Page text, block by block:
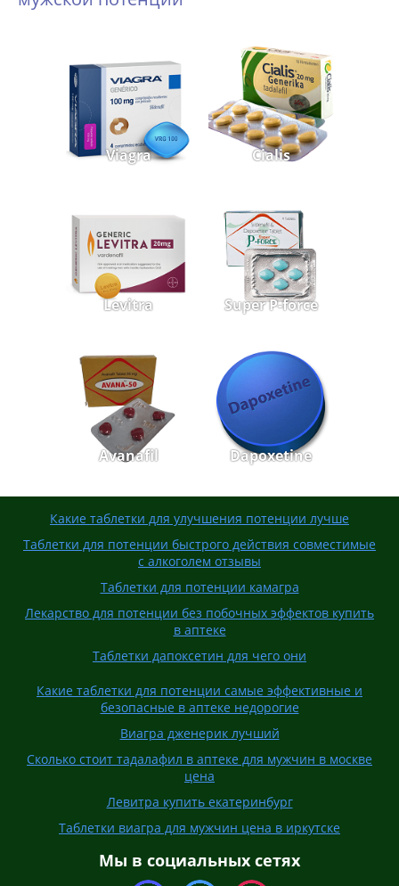
Viagra Cialis
Levitra Super P-force
Avanafil Dapoxetine
Какие таблетки для улучшения потенции лучше
Таблетки для потенции быстрого действия совместимые
с алкоголем отзывы
Таблетки для потенции камагра
Лекарство для потенции без побочных эффектов купить
в аптеке
Таблетки дапоксетин для чего они
Какие таблетки для потенции самые эффективные и
безопасные в аптеке недорогие
Виагра дженерик лучший
Сколько стоит тадалафил в аптеке для мужчин в москве
цена
Левитра купить екатеринбург
Таблетки виагра для мужчин цена в иркутске
Мы в социальных сетях